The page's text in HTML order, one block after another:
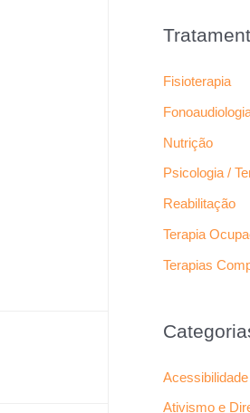
Fisioterapia
Nutrição
Psicologia /
Reabilitação
Terapia
Terapias
Acessibilidade
Ativismo e